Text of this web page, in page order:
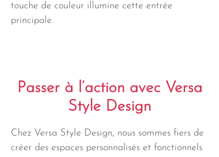
touche de couleur illumine cette entrée
principale.
Passer à l’action avec Versa
Style Design
Chez Versa Style Design, nous sommes fiers de
créer des espaces personnalisés et fonctionnels